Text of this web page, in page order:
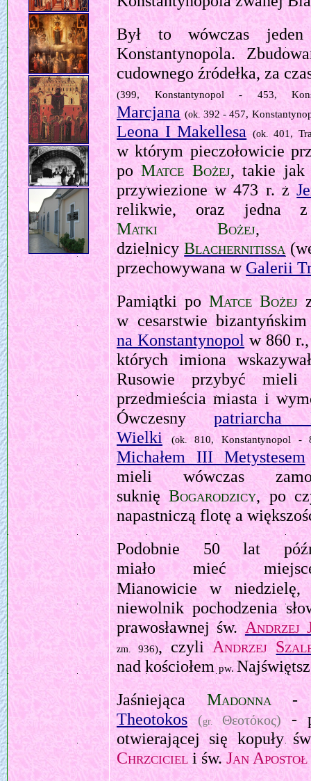
Był to wówczas jeden
Konstantynopola.
cudownego źródełka, za
(399, Konstantynopol - 453,
Marcjana (ok.392 - 457,
Leona I Makellesa (ok.401,
w którym pieczołowicie
poMatce Bożej, takie
przywiezione w 473 r. z
relikwie, oraz jedna z
Matki Bożej,
dzielnicyBlachernitissa
przechowywana w Galerii
Pamiątki po Matce Bożej
w cesarstwie
na Konstantynopol w 860
których imiona
Rusowie przybyć mieli
przedmieścia miasta i
Ówczesnypatriarcha
Wielki
(ok.810, Konstantynopol -
Michałem III Metystesem
mieli wówczas
suknięBogarodzicy, po
napastniczą flotę a
Podobnie 50 lat
miało mieć
Mianowicie w
niewolnik pochodzenia
prawosławnej św.Andrzej
zm.936), czyliAndrzej
nad kościołem pw.
Jaśniejąca Madonna -
Theotokos
(gr. Θεοτόκος)-
otwierającej się kopuły
Chrzciciel i św. Jan Apostoł